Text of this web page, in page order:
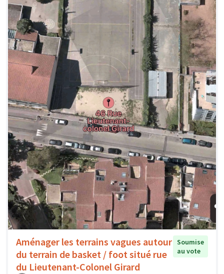
Aménager les terrains vagues autour
du terrain de basket / foot situé rue
du Lieutenant-Colonel Girard
Soumise
au vote